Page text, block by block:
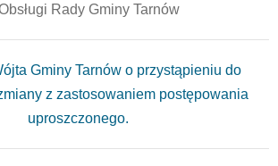
Rady Gminy Tarnów
Gminy Tarnów o przystąpieniu do
z zastosowaniem postępowania
uproszczonego.